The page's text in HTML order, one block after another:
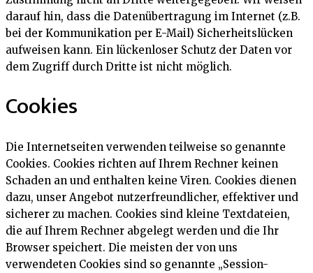
darauf hin, dass die Datenübertragung im Internet (z.B.
bei der Kommunikation per E-Mail) Sicherheitslücken
aufweisen kann. Ein lückenloser Schutz der Daten vor
dem Zugriff durch Dritte ist nicht möglich.
Cookies
Die Internetseiten verwenden teilweise so genannte
Cookies. Cookies richten auf Ihrem Rechner keinen
Schaden an und enthalten keine Viren. Cookies dienen
dazu, unser Angebot nutzerfreundlicher, effektiver und
sicherer zu machen. Cookies sind kleine Textdateien,
die auf Ihrem Rechner abgelegt werden und die Ihr
Browser speichert. Die meisten der von uns
verwendeten Cookies sind so genannte „Session-